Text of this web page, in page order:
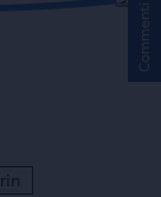
Commenti